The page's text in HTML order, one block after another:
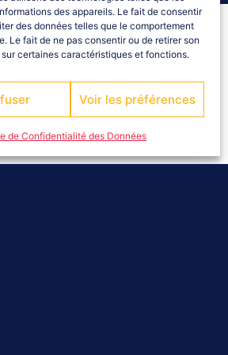
des appareils. Le fait de consentir
des données telles que le comportement
Le fait de ne pas consentir ou de retirer son
certaines caractéristiques et fonctions.
Voir les préférences
de Confidentialité des Données